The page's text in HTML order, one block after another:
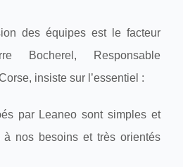
des équipes est le facteur
Bocherel, Responsable
insiste sur l’essentiel :
par Leaneo sont simples et
à nos besoins et très orientés